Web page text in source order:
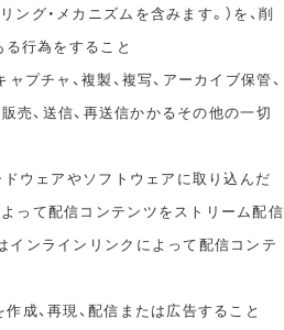
グ・メカニズムを含みます。）を、削
る行為をすること
プチャ、複製、複写、アーカイブ保管、
販売、送信、再送信かかるその他の一切
ドウェアやソフトウェアに取り込んだ
って配信コンテンツをストリーム配信
インラインリンクによって配信コンテ
成、再現、配信または広告すること